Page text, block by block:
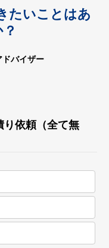
たいことはあ
ドバイザー
り依頼（全て無